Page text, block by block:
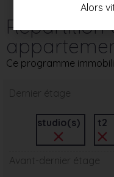
Répartition
Ce programme
Dernier étage
studio(s) t2
Avant-dernier étage
Alors